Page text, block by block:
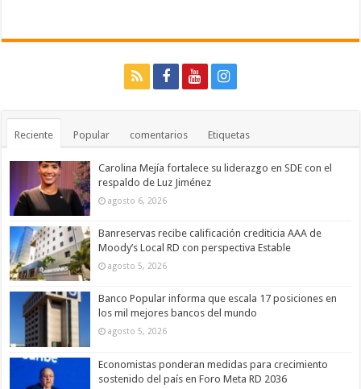
Reciente Popular comentarios Etiquetas
Carolina Mejía fortalece su liderazgo en SDE con el
respaldo de Luz Jiménez
agosto 6, 2026
Banreservas recibe calificación crediticia AAA de
Moody’s Local RD con perspectiva Estable
agosto 5, 2026
Banco Popular informa que escala 17 posiciones en
los mil mejores bancos del mundo
agosto 5, 2026
Economistas ponderan medidas para crecimiento
sostenido del país en Foro Meta RD 2036